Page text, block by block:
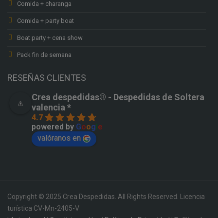
Comida + charanga
Comida + party boat
Boat party + cena show
Pack fin de semana
RESEÑAS CLIENTES
Crea despedidas®️ - Despedidas de Soltera
valencia *
4.7
powered by Google
valóranos en
Copyright © 2025 Crea Despedidas. All Rights Reserved. Licencia
turística CV-Mn-2405-V